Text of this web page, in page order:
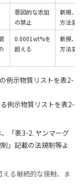
意図的な添加
の禁止
新規、
方法変
0.0001wt%を
超える
新規、
方法変
例示物質リストを表2-
例示物質リストを表2-
「表3-2. ヤンマーグ
」記載の法規制等よ
る継続的な接触、ま